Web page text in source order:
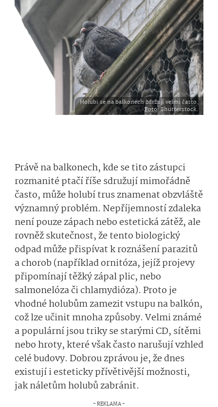
Holubi se na balkonech zdržují velmi často.
Foto: Shutterstock.
Právě na balkonech, kde se tito zástupci
rozmanité ptačí říše sdružují mimořádně
často, může holubí trus znamenat obzvláště
významný problém. Nepříjemností zdaleka
není pouze zápach nebo estetická zátěž, ale
rovněž skutečnost, že tento biologický
odpad může přispívat k roznášení parazitů
a chorob (například ornitóza, jejíž projevy
připomínají těžký zápal plic, nebo
salmonelóza či chlamydióza). Proto je
vhodné holubům zamezit vstupu na balkón,
což lze učinit mnoha způsoby. Velmi známé
a populární jsou triky se starými CD, sítěmi
nebo hroty, které však často narušují vzhled
celé budovy. Dobrou zprávou je, že dnes
existují i esteticky přívětivější možnosti,
jak náletům holubů zabránit.